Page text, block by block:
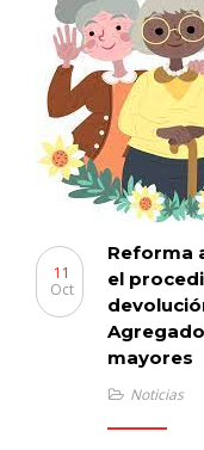
Reforma
el
mayores
11
Oct
Noticias